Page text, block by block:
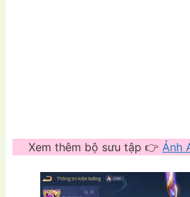
Xem thêm bộ sưu tập 👉 Ảnh